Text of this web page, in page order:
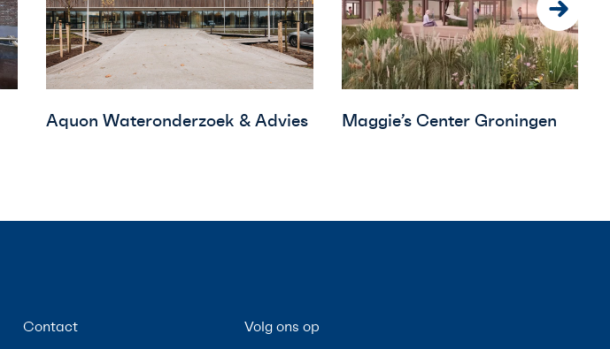
Aquon Wateronderzoek & Advies Maggie’s Center Groningen
Contact Volg ons op